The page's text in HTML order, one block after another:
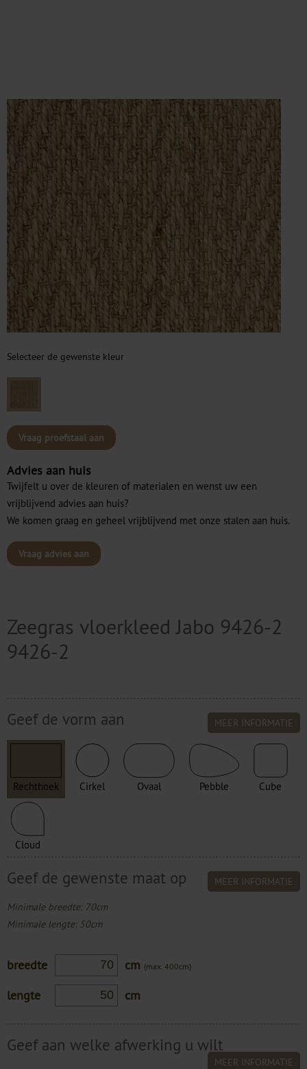
Selecteer de gewenste kleur
Vraag proefstaal aan
Advies aan huis
Twijfelt u over de kleuren of materialen en wenst uw een
vrijblijvend advies aan huis?
We komen graag en geheel vrijblijvend met onze stalen aan huis.
Vraag advies aan
Zeegras vloerkleed Jabo 9426-2
9426-2
Geef de vorm aan MEER INFORMATIE
Rechthoek Cirkel Ovaal Pebble Cube
Cloud
Geef de gewenste maat op MEER INFORMATIE
Minimale breedte: 70cm
Minimale lengte: 50cm
breedte cm (max. 400cm)
lengte cm
Geef aan welke afwerking u wilt
MEER INFORMATIE